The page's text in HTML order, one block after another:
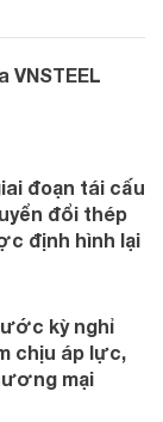
đoạn tái cấu
đổi thép
định hình lại
kỳ nghỉ
chịu áp lực,
mại